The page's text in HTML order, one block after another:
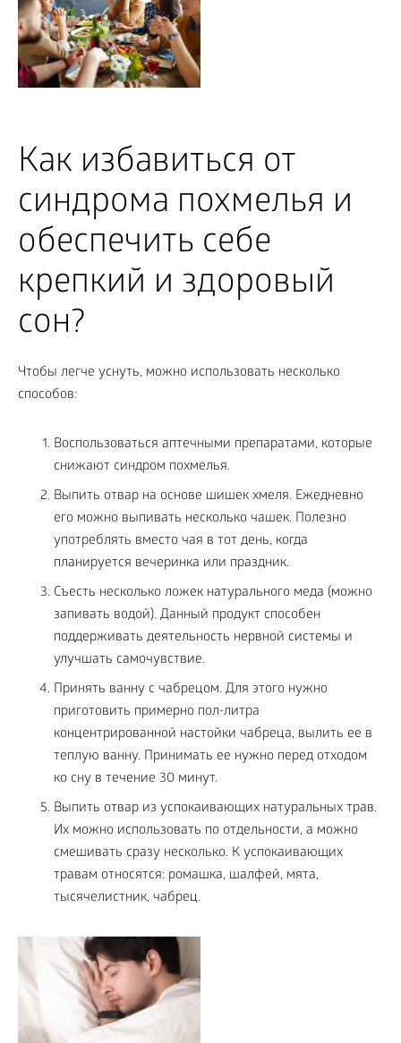
Как избавиться от
синдрома похмелья и
обеспечить себе
крепкий и здоровый
сон?
Чтобы легче уснуть, можно использовать несколько
способов:
Воспользоваться аптечными препаратами, которые
снижают синдром похмелья.
Выпить отвар на основе шишек хмеля. Ежедневно
его можно выпивать несколько чашек. Полезно
употреблять вместо чая в тот день, когда
планируется вечеринка или праздник.
Съесть несколько ложек натурального меда (можно
запивать водой). Данный продукт способен
поддерживать деятельность нервной системы и
улучшать самочувствие.
Принять ванну с чабрецом. Для этого нужно
приготовить примерно пол-литра
концентрированной настойки чабреца, вылить ее в
теплую ванну. Принимать ее нужно перед отходом
ко сну в течение 30 минут.
Выпить отвар из успокаивающих натуральных трав.
Их можно использовать по отдельности, а можно
смешивать сразу несколько. К успокаивающих
травам относятся: ромашка, шалфей, мята,
тысячелистник, чабрец.